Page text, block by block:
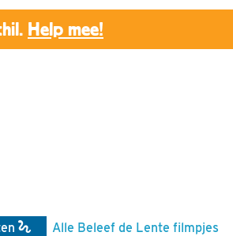
Help mee!
Alle Beleef de Lente filmpjes